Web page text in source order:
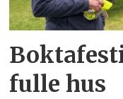
fulle hus